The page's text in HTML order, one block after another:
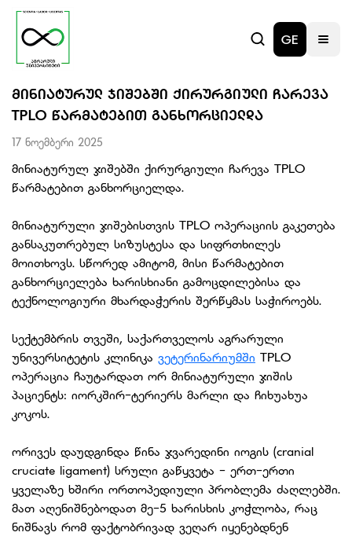
GE
ᲛᲘᲜᲘᲐᲢᲣᲠᲣᲚ ᲯᲘᲨᲔᲑᲨᲘ ᲥᲘᲠᲣᲠᲒᲘᲣᲚᲘ ᲩᲐᲠᲔᲕᲐ
TPLO ᲬᲐᲠᲛᲐᲢᲔᲑᲘᲗ ᲒᲐᲜᲮᲝᲠᲪᲘᲔᲚᲓᲐ
17 ნოემბერი 2025
მინიატურულ ჯიშებში ქირურგიული ჩარევა TPLO
წარმატებით განხორციელდა.
მინიატურული ჯიშებისთვის TPLO ოპერაციის გაკეთება
განსაკუთრებულ სიზუსტესა და სიფრთხილეს
მოითხოვს. სწორედ ამიტომ, მისი წარმატებით
განხორციელება ხარისხიანი გამოცდილებისა და
ტექნოლოგიური მხარდაჭერის შერწყმას საჭიროებს.
სექტემბრის თვეში, საქართველოს აგრარული
უნივერსიტეტის კლინიკა ვეტერინარიუმში TPLO
ოპერაცია ჩაუტარდათ ორ მინიატურული ჯიშის
პაციენტს: იორკშირ-ტერიერს მარლი და ჩიხუახუა
კოკოს.
ორივეს დაუდგინდა წინა ჯვარედინი იოგის (cranial
cruciate ligament) სრული გაწყვეტა - ერთ-ერთი
ყველაზე ხშირი ორთოპედიული პრობლემა ძაღლებში.
მათ აღენიშნებოდათ მე-5 ხარისხის კოჭლობა, რაც
ნიშნავს რომ ფაქტობრივად ვეღარ იყენებდნენ